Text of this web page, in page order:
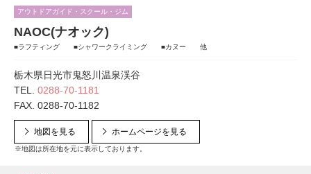
アウトドアガイド・スクール・ジム
NAOC(ナオック)
■ラフティング ■シャワークライミング ■カヌー 他
栃木県日光市鬼怒川温泉渓谷
TEL. 0288-70-1181
FAX. 0288-70-1182
地図を見る
※地図は所在地を元に表示しております。
ホームページを見る